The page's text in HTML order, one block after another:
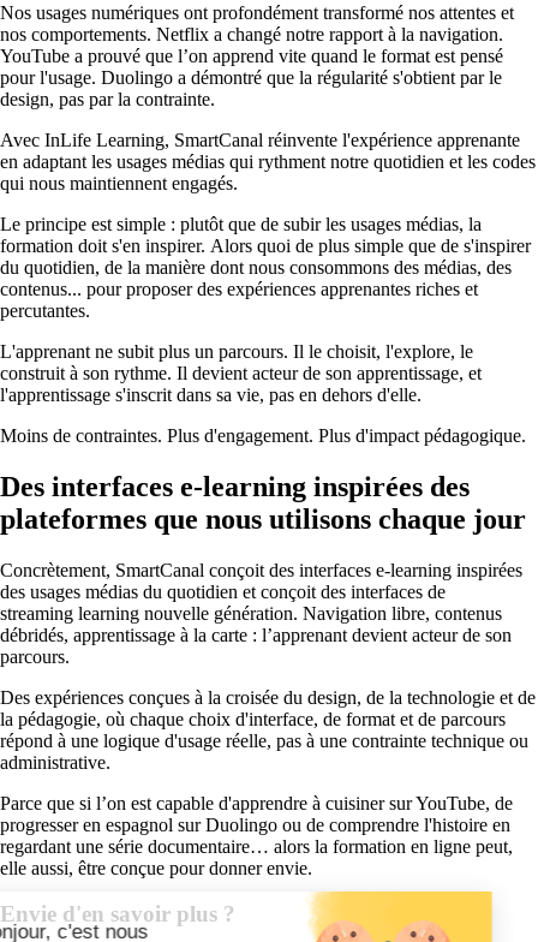
Bonjour, c'est nous
Nos usages numériques ont profondément transformé nos attentes et
nos comportements. Netflix a changé notre rapport à la navigation.
YouTube a prouvé que l’on apprend vite quand le format est pensé
pour l'usage. Duolingo a démontré que la régularité s'obtient par le
design, pas par la contrainte.
Avec InLife Learning, SmartCanal réinvente l'expérience apprenante
en adaptant les usages médias qui rythment notre quotidien et les codes
qui nous maintiennent engagés.
Le principe est simple : plutôt que de subir les usages médias, la
formation doit s'en inspirer. Alors quoi de plus simple que de s'inspirer
du quotidien, de la manière dont nous consommons des médias, des
contenus... pour proposer des expériences apprenantes riches et
percutantes.
L'apprenant ne subit plus un parcours. Il le choisit, l'explore, le
construit à son rythme. Il devient acteur de son apprentissage, et
l'apprentissage s'inscrit dans sa vie, pas en dehors d'elle.
Moins de contraintes. Plus d'engagement. Plus d'impact pédagogique.
Des interfaces e-learning inspirées des
plateformes que nous utilisons chaque jour
Concrètement, SmartCanal conçoit des interfaces e-learning inspirées
des usages médias du quotidien et conçoit des interfaces de
streaming learning nouvelle génération. Navigation libre, contenus
débridés, apprentissage à la carte : l’apprenant devient acteur de son
parcours.
Des expériences conçues à la croisée du design, de la technologie et de
la pédagogie, où chaque choix d'interface, de format et de parcours
répond à une logique d'usage réelle, pas à une contrainte technique ou
administrative.
Parce que si l’on est capable d'apprendre à cuisiner sur YouTube, de
progresser en espagnol sur Duolingo ou de comprendre l'histoire en
regardant une série documentaire… alors la formation en ligne peut,
elle aussi, être conçue pour donner envie.
Envie d'en savoir plus ?